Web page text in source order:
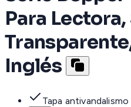
Para Lectora,
Inglés
Tapa